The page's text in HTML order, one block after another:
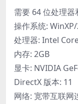
需要 64 位处理
操作系统:
处理器: Intel
内存: 2GB
显卡: NVIDIA
DirectX 版本: 11
网络: 宽带互联网